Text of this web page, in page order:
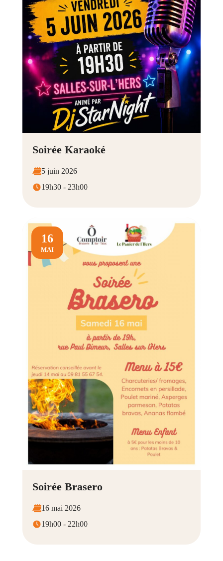
Soirée Karaoké
5 juin 2026
19h30 - 23h00
16
MAI
Soirée Brasero
16 mai 2026
19h00 - 22h00